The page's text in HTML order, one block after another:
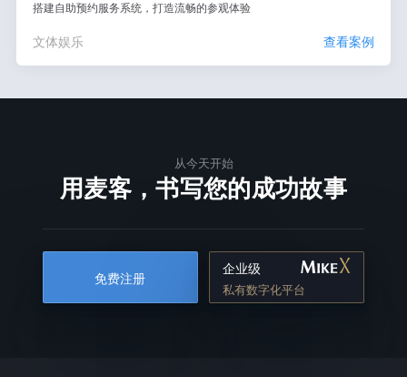
搭建自助预约服务系统，打造流畅的参观体验
文体娱乐 查看案例
从今天开始
用麦客，书写您的成功故事
免费注册
企业级
私有数字化平台